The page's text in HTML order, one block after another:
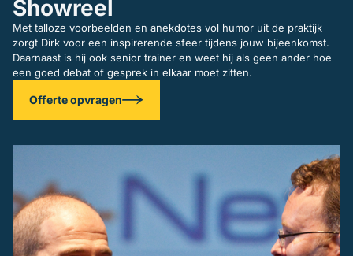
Showreel
Met talloze voorbeelden en anekdotes vol humor uit de praktijk
zorgt Dirk voor een inspirerende sfeer tijdens jouw bijeenkomst.
Daarnaast is hij ook senior trainer en weet hij als geen ander hoe
een goed debat of gesprek in elkaar moet zitten.
Offerte opvragen